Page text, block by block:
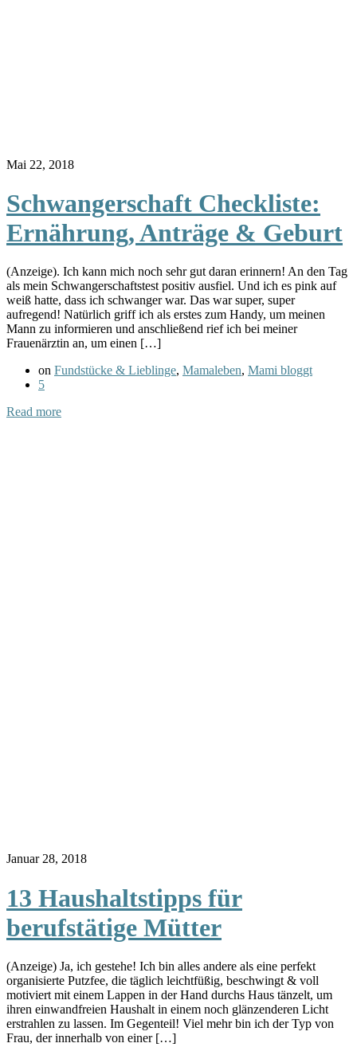
Mai 22, 2018
Schwangerschaft Checkliste:
Ernährung, Anträge & Geburt
(Anzeige). Ich kann mich noch sehr gut daran erinnern! An den Tag
als mein Schwangerschaftstest positiv ausfiel. Und ich es pink auf
weiß hatte, dass ich schwanger war. Das war super, super
aufregend! Natürlich griff ich als erstes zum Handy, um meinen
Mann zu informieren und anschließend rief ich bei meiner
Frauenärztin an, um einen […]
on Fundstücke & Lieblinge, Mamaleben, Mami bloggt
5
Read more
Januar 28, 2018
13 Haushaltstipps für
berufstätige Mütter
(Anzeige) Ja, ich gestehe! Ich bin alles andere als eine perfekt
organisierte Putzfee, die täglich leichtfüßig, beschwingt & voll
motiviert mit einem Lappen in der Hand durchs Haus tänzelt, um
ihren einwandfreien Haushalt in einem noch glänzenderen Licht
erstrahlen zu lassen. Im Gegenteil! Viel mehr bin ich der Typ von
Frau, der innerhalb von einer […]